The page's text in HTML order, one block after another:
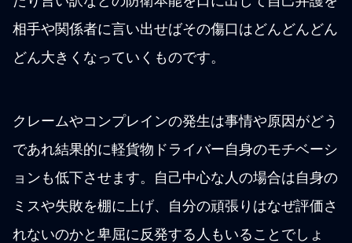
相手や関係者に言い出せばその傷口はどんどんどん
どん大きくなっていくものです。
クレームやコンプレインの発生は事情や原因がどう
であれ結果的に軽貨物ドライバー自身のモチベーシ
ョンも低下させます。自己中心な人の場合は自身の
ミスや失敗を棚に上げ、自分の頑張りはなぜ評価さ
れないのかと卑屈に反発する人もいることでしょ